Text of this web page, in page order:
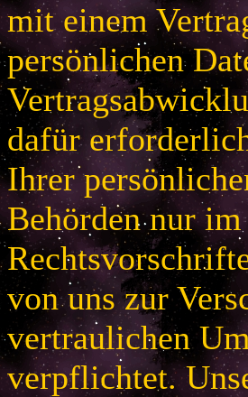
mit einem
persönlichen
dafür
Ihrer
Behörden nur
von uns zur
vertraulichen
verpflichtet.